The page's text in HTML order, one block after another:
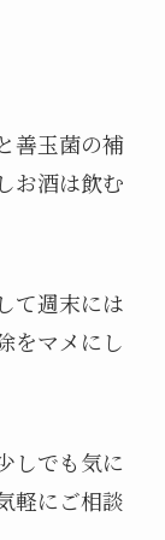
善玉菌の補
お酒は飲む
て週末には
をマメにし
しでも気に
軽にご相談